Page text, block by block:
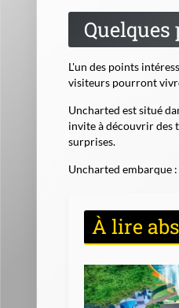
L'un des points
visiteurs pourront
Uncharted est situé
invite à découvrir des
surprises.
Uncharted embarque :
À lire